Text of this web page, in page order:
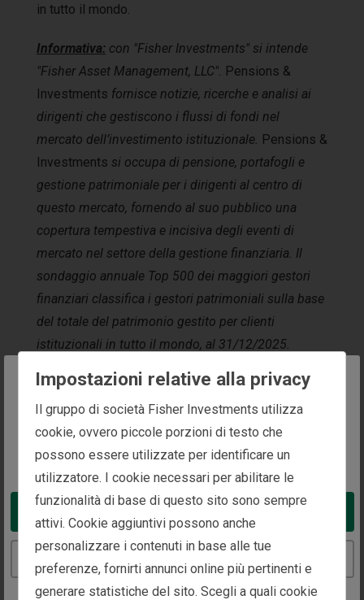
The website you are trying to reach is
intended for investors in Italy
You appear to be in the United States
Take me to the United States website
Continue to the Italy website
in tutto il mondo.
Informativa: con "Fisher Investments" si intende
"Fisher Asset Management, LLC". Pensions &
Investments fornisce notizie, ricerche e analisi ai
dirigenti che gestiscono i flussi di fondi nel
mercato dell’investimento istituzionale. Pensions &
Investments si occupa di pensione, portafogli e
gestione patrimoniale per i dirigenti al centro di
questo mercato, fornendo al suo pubblico una
copertura tempestiva e incisiva degli eventi di
mercato nel settore della gestione finanziaria. Il
sondaggio annuale Top 500 dei maggiori gestori
finanziari classifica i gestori patrimoniali sulla base
del totale del patrimonio gestito per clienti
istituzionali in tutto il mondo, al 31/12/2025.
per i diritti di promozione e distribuzione del logo.
Per maggiori informazioni, visita la pagina:
https://www.pionline.com/data-rankings/largest-
money-managers/pi-largest-money-managers-2026-
full-list/.
Impostazioni relative alla privacy
Il gruppo di società Fisher Investments utilizza
cookie, ovvero piccole porzioni di testo che
possono essere utilizzate per identificare un
utilizzatore. I cookie necessari per abilitare le
funzionalità di base di questo sito sono sempre
attivi. Cookie aggiuntivi possono anche
personalizzare i contenuti in base alle tue
preferenze, fornirti annunci online più pertinenti e
generare statistiche del sito. Scegli a quali cookie